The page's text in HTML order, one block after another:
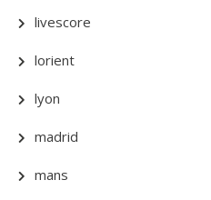
livescore
lorient
lyon
madrid
mans